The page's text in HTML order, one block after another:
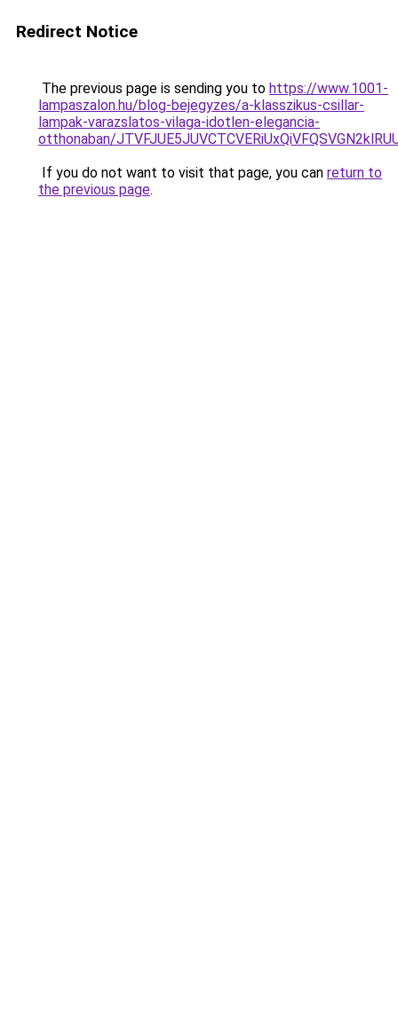
Redirect Notice
The previous page is sending you to https://www.1001-
lampaszalon.hu/blog-bejegyzes/a-klasszikus-csillar-
lampak-varazslatos-vilaga-idotlen-elegancia-
otthonaban/
If you do not want to visit that page, you can return to
the previous page.